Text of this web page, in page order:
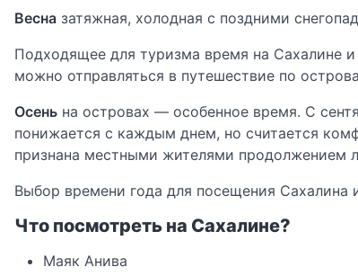
Весна затяжная, холодная с поздними
Подходящее для туризма время на Сахалине
можно отправляться в путешествие по
Осень на островах — особенное время. С
понижается с каждым днем, но считается
признана местными жителями продолжением
Выбор времени года для посещения Сахалина
Что посмотреть на Сахалине?
Маяк Анива